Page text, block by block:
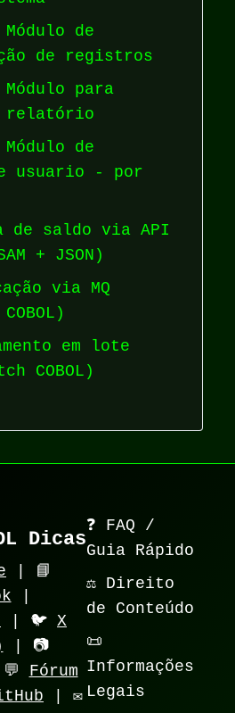
Módulo de
de registros
Módulo para
relatório
Módulo de
usuario - por
de saldo via API
+ JSON)
via MQ
em lote
COBOL)
Dicas
| 📘
| 🐦 X
| 📷
Fórum
| ✉️
❓ FAQ /
Guia Rápido
⚖️ Direito
de Conteúdo
📜
Informações
Legais